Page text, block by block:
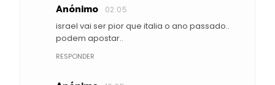
Anónimo 02:05
israel vai ser pior que italia o ano passado..
podem apostar..
RESPONDER